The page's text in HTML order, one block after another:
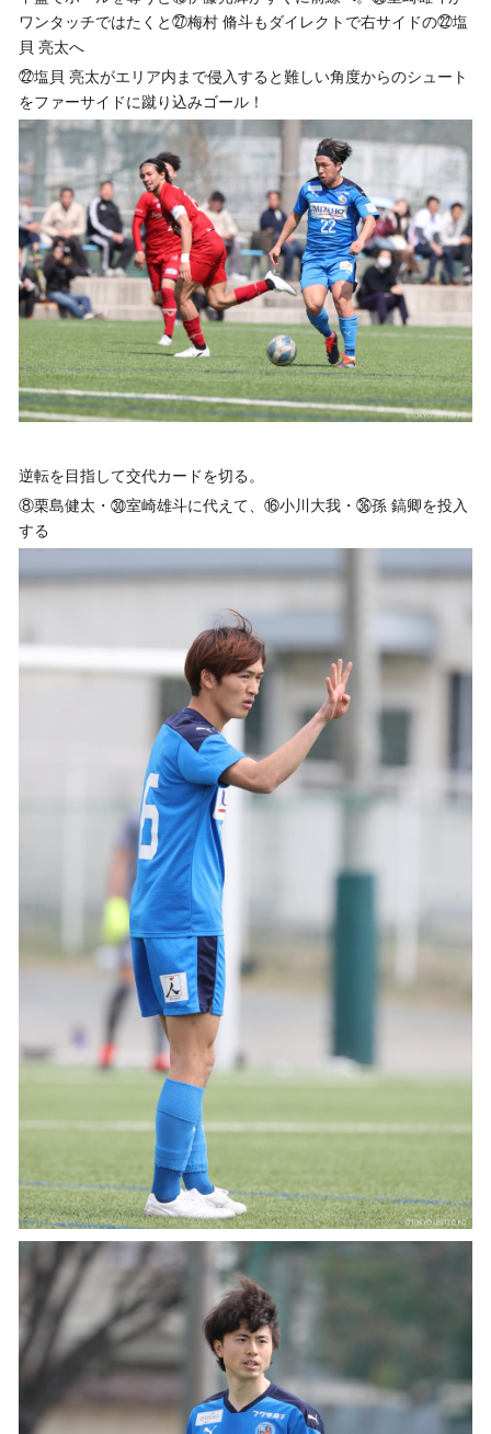
ワンタッチではたくと㉗梅村 脩斗もダイレクトで右サイドの㉒塩
貝 亮太へ
㉒塩貝 亮太がエリア内まで侵入すると難しい角度からのシュート
をファーサイドに蹴り込みゴール！
逆転を目指して交代カードを切る。
⑧栗島健太・㉚室崎雄斗に代えて、⑯小川大我・㊱孫 鎬卿を投入
する